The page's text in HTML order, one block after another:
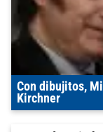
Con dibujitos,
Kirchner